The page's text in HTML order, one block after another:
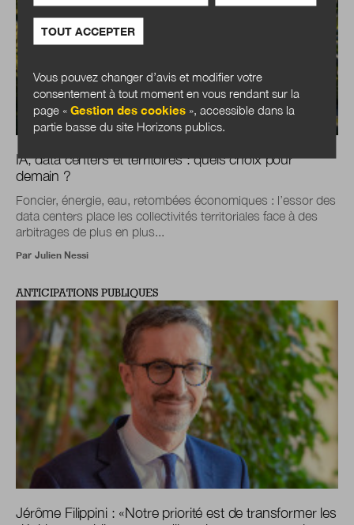
IA, data centers et territoires : quels choix pour
demain ?
Foncier, énergie, eau, retombées économiques : l’essor des
data centers place les collectivités territoriales face à des
arbitrages de plus en plus...
Par Julien Nessi
ANTICIPATIONS PUBLIQUES
Jérôme Filippini : «Notre priorité est de transformer les
TOUT ACCEPTER
Vous pouvez changer d’avis et modifier votre
consentement à tout moment en vous rendant sur la
page «Gestion des cookies », accessible dans la
partie basse du site Horizons publics.